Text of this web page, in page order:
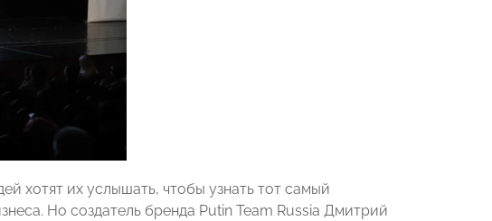
хотят их услышать, чтобы узнать тот самый
Но создатель бренда Putin Team Russia Дмитрий